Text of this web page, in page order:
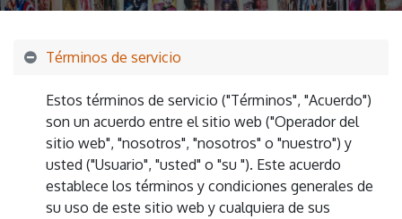
Términos de servicio
Estos términos de servicio ("Términos", "Acuerdo")
son un acuerdo entre el sitio web ("Operador del
sitio web", "nosotros", "nosotros" o "nuestro") y
usted ("Usuario", "usted" o "su "). Este acuerdo
establece los términos y condiciones generales de
su uso de este sitio web y cualquiera de sus